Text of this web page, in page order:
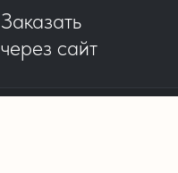
Заказать
через сайт